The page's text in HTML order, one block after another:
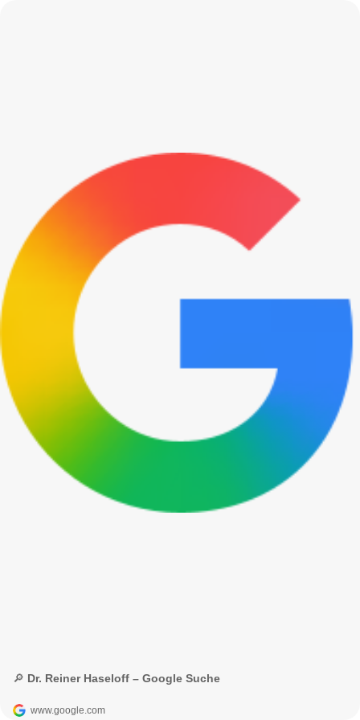
🔎 Dr. Reiner Haseloff – Google Suche
www.google.com